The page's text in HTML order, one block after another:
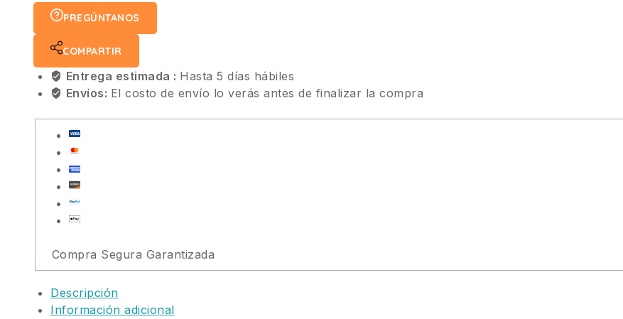
PREGÚNTANOS
COMPARTIR
Entrega estimada : Hasta 5 días hábiles
Envíos: El costo de envío lo verás antes de finalizar la compra
Compra Segura Garantizada
Descripción
Información adicional